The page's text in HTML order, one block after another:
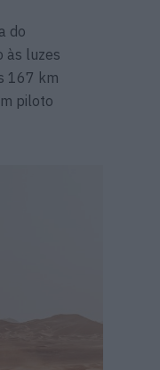
do
às luzes
167 km
piloto